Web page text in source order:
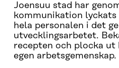
Joensuu stad har
kommunikation lyckats
hela personalen i det
utvecklingsarbetet.
recepten och plocka
egen arbetsgemenskap.